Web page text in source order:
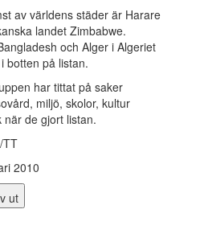
av världens städer är Harare
landet Zimbabwe.
och Alger i Algeriet
botten på listan.
har tittat på saker
miljö, skolor, kultur
när de gjort listan.
TT
2010
ut